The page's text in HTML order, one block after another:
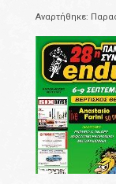
Αναρτήθηκε: